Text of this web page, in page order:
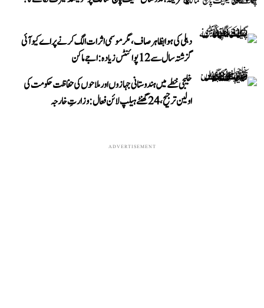
دہلی کی ہوا بظاہر صاف، مگر موسمی اثرات الگ کرنے پر اے کیو آئی
گزشتہ سال سے 12 پوائنٹس زیادہ: اجے ماکن
خلیجی خطے میں ہندوستانی جہازوں اور ملاحوں کی حفاظت حکومت کی
اولین ترجیح، 24 گھنٹے ہیلپ لائن فعال: وزارتِ خارجہ
ADVERTISEMENT